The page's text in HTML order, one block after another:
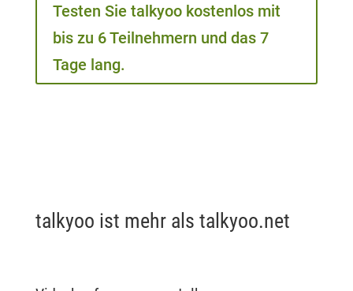
Testen Sie talkyoo kostenlos mit
bis zu 6 Teilnehmern und das 7
Tage lang.
talkyoo ist mehr als talkyoo.net